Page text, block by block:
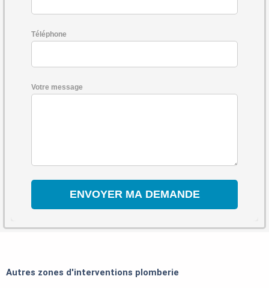
Téléphone
Votre message
Autres zones d'interventions plomberie